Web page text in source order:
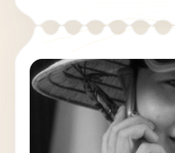
Kambodscha sind
den Menschen
Reisebüro
hat uns ein
zusammengestellt,
waren allesamt